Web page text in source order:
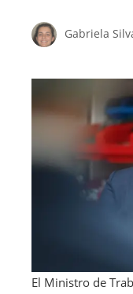
Gabriela
El Ministro de